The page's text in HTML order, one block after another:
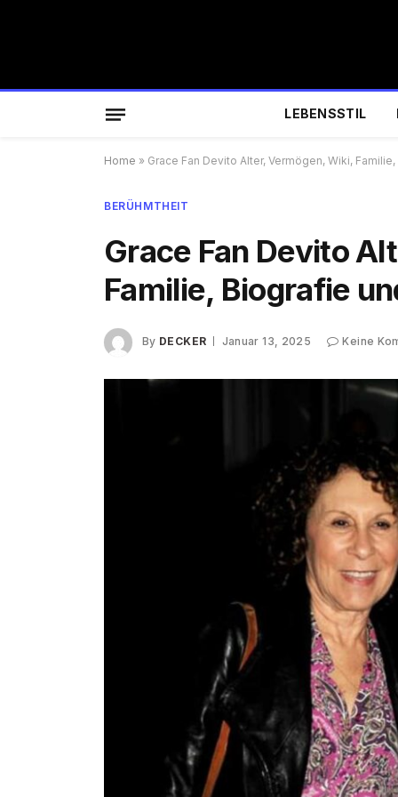
LEBENSSTIL
Home » Grace Fan Devito Alter, Vermögen, Wiki,
BERÜHMTHEIT
Grace Fan Devito
Familie, Biografie
By DECKER Januar 13, 2025 Keine